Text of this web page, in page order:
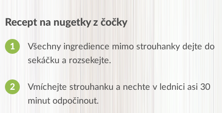
Recept na nugetky z čočky
Všechny ingredience mimo strouhanky dejte do
sekáčku a rozsekejte.
Vmíchejte strouhanku a nechte v lednici asi 30
minut odpočinout.